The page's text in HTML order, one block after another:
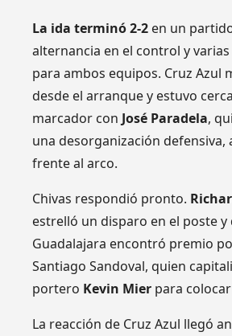
La ida terminó 2-2 en un
alternancia en el control y
para ambos equipos. Cruz Azul
desde el arranque y estuvo
marcador con José Paradela,
una desorganización defensiva,
frente al arco.
Chivas respondió pronto.
estrelló un disparo en el poste y
Guadalajara encontró premio
Santiago Sandoval, quien
portero Kevin Mier para
La reacción de Cruz Azul llegó